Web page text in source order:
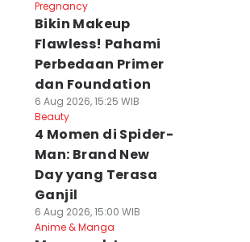
Pregnancy
Bikin Makeup
Flawless! Pahami
Perbedaan Primer
dan Foundation
6 Aug 2026, 15:25 WIB
Beauty
4 Momen di Spider-
Man: Brand New
Day yang Terasa
Ganjil
6 Aug 2026, 15:00 WIB
Anime & Manga